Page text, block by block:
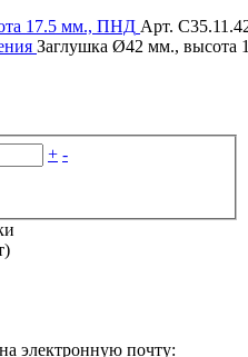
Арт.
Заглушка Ø42 мм.,
+ -
электронную почту: